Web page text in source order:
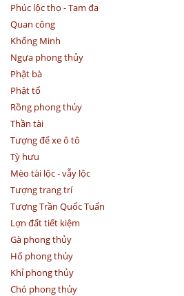
Phúc lộc thọ - Tam đa
Quan công
Khổng Minh
Ngựa phong thủy
Phật bà
Phật tổ
Rồng phong thủy
Thần tài
Tượng để xe ô tô
Tỳ hưu
Mèo tài lộc - vẫy lộc
Tượng trang trí
Tượng Trần Quốc Tuấn
Lợn đất tiết kiệm
Gà phong thủy
Hổ phong thủy
Khỉ phong thủy
Chó phong thủy